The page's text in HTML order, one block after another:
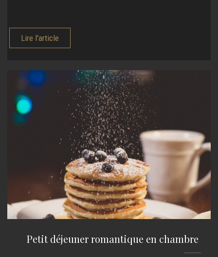
Lire l'article
Petit déjeuner romantique en chambre